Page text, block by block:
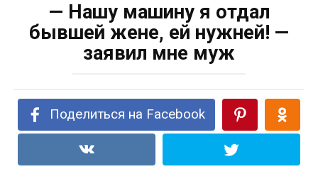
— Нашу машину я отдал
бывшей жене, ей нужней! —
заявил мне муж
Поделиться на Facebook